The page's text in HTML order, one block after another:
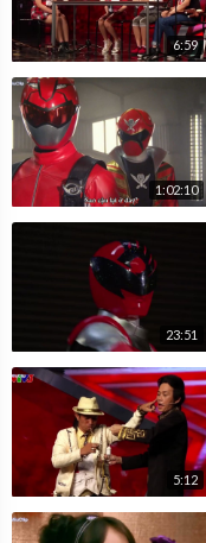
6:59
1:02:10
23:51
5:12